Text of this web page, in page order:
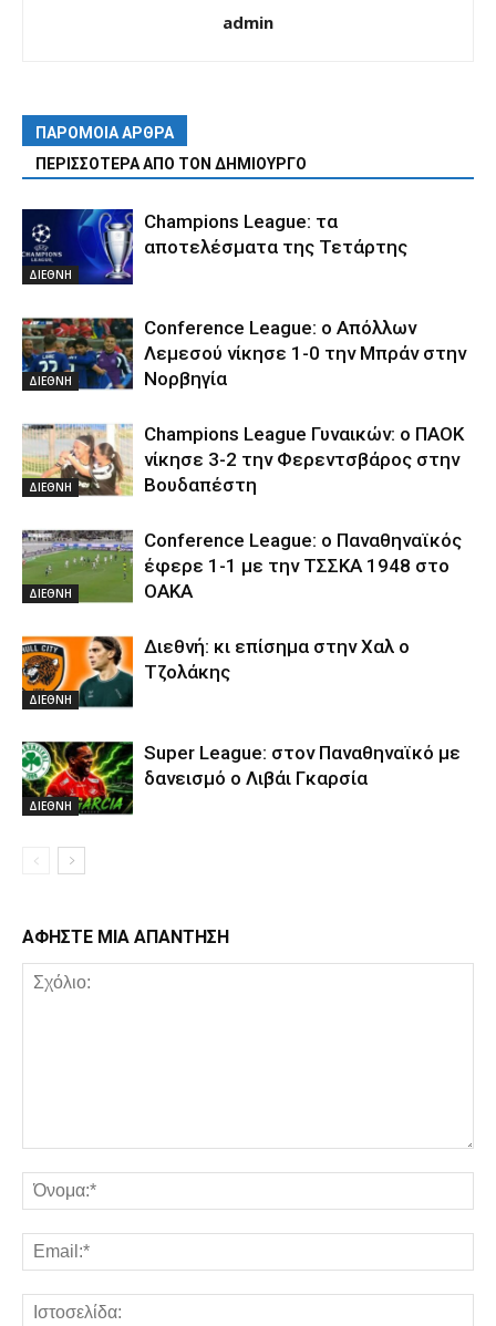
admin
ΠΑΡΟΜΟΙΑ ΑΡΘΡΑ
ΠΕΡΙΣΣΟΤΕΡΑ ΑΠΟ ΤΟΝ ΔΗΜΙΟΥΡΓΟ
ΔΙΕΘΝΗ
Champions League: τα
αποτελέσματα της Τετάρτης
ΔΙΕΘΝΗ
Conference League: ο Απόλλων
Λεμεσού νίκησε 1-0 την Μπράν στην
Νορβηγία
ΔΙΕΘΝΗ
Champions League Γυναικών: ο ΠΑΟΚ
νίκησε 3-2 την Φερεντσβάρος στην
Βουδαπέστη
ΔΙΕΘΝΗ
Conference League: ο Παναθηναϊκός
έφερε 1-1 με την ΤΣΣΚΑ 1948 στο
ΟΑΚΑ
ΔΙΕΘΝΗ
Διεθνή: κι επίσημα στην Χαλ ο
Τζολάκης
ΔΙΕΘΝΗ
Super League: στον Παναθηναϊκό με
δανεισμό ο Λιβάι Γκαρσία
ΑΦΗΣΤΕ ΜΙΑ ΑΠΑΝΤΗΣΗ